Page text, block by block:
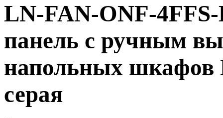
LN-FAN-ONF-
панель с ручным
напольных шкафов
серая